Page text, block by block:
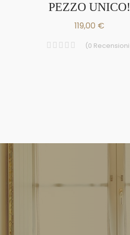
PEZZO UNICO!
119,00 €
(0 Recensioni